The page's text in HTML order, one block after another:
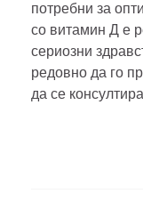
потребни за
со витамин Д е
сериозни
редовно да го
да се